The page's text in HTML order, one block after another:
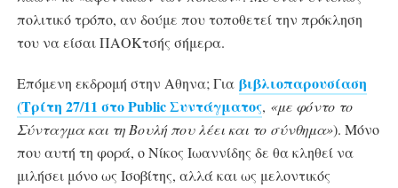
πολιτικό τρόπο, αν δούμε που τοποθετεί την πρόκληση
του να είσαι ΠΑΟΚτσής σήμερα.
Επόμενη εκδρομή στην Αθηνα; Για βιβλιοπαρουσίαση
(Τρίτη 27/11 στο Public Συντάγματος, «με φόντο το
Σύνταγμα και τη Βουλή που λέει και το σύνθημα»). Μόνο
που αυτή τη φορά, ο Νίκος Ιωαννίδης δε θα κληθεί να
μιλήσει μόνο ως Ισοβίτης, αλλά και ως μελοντικός